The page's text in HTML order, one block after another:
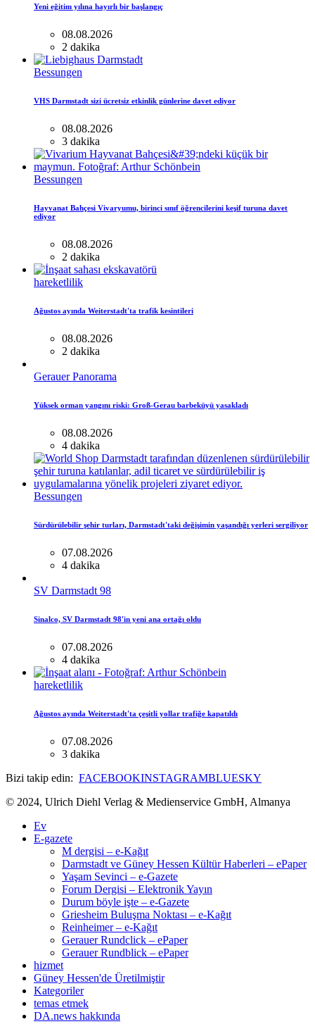
Yeni eğitim yılına hayırlı bir başlangıç
08.08.2026
2 dakika
Bessungen
VHS Darmstadt sizi ücretsiz etkinlik günlerine davet ediyor
08.08.2026
3 dakika
Bessungen
Hayvanat Bahçesi Vivaryumu, birinci sınıf öğrencilerini keşif turuna davet
ediyor
08.08.2026
2 dakika
hareketlilik
Ağustos ayında Weiterstadt'ta trafik kesintileri
08.08.2026
2 dakika
Gerauer Panorama
Yüksek orman yangını riski: Groß-Gerau barbeküyü yasakladı
08.08.2026
4 dakika
Bessungen
Sürdürülebilir şehir turları, Darmstadt'taki değişimin yaşandığı yerleri sergiliyor
07.08.2026
4 dakika
SV Darmstadt 98
Sinalco, SV Darmstadt 98'in yeni ana ortağı oldu
07.08.2026
4 dakika
hareketlilik
Ağustos ayında Weiterstadt'ta çeşitli yollar trafiğe kapatıldı
07.08.2026
3 dakika
Bizi takip edin: FACEBOOKINSTAGRAMBLUESKY
© 2024, Ulrich Diehl Verlag & Medienservice GmbH, Almanya
Ev
E-gazete
M dergisi – e-Kağıt
Darmstadt ve Güney Hessen Kültür Haberleri – ePaper
Yaşam Sevinci – e-Gazete
Forum Dergisi – Elektronik Yayın
Durum böyle işte – e-Gazete
Griesheim Buluşma Noktası – e-Kağıt
Reinheimer – e-Kağıt
Gerauer Rundclick – ePaper
Gerauer Rundblick – ePaper
hizmet
Güney Hessen'de Üretilmiştir
Kategoriler
temas etmek
DA.news hakkında